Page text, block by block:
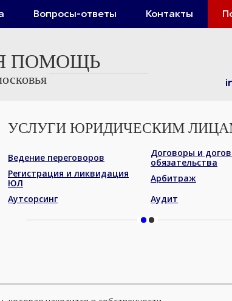
Вопросы-ответы Контакты
ПОМОЩЬ
потребителей
споры
дела
УСЛУГИ ЮРИДИЧЕСКИМ
Ведение переговоров
Регистрация и ликвидация
ЮЛ
Аутсорсинг
Договоры и
обязательства
Арбитраж
Аудит